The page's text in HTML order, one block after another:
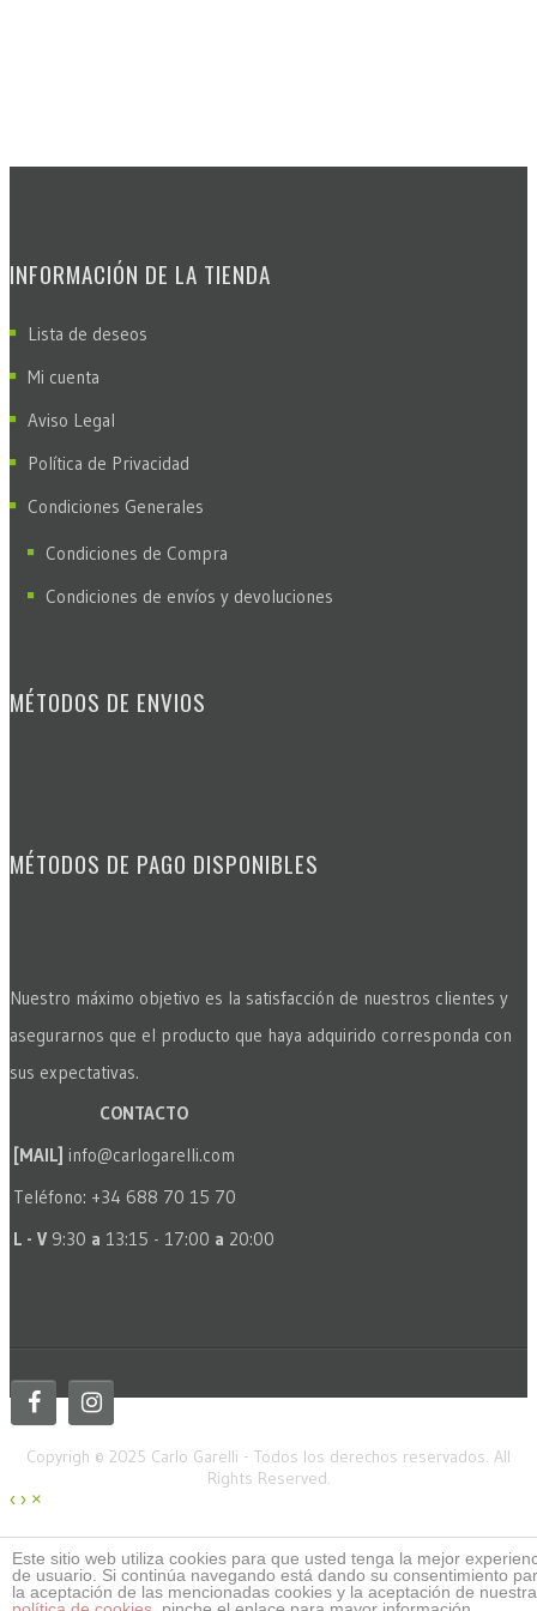
INFORMACIÓN DE LA TIENDA
Lista de deseos
Mi cuenta
Aviso Legal
Política de Privacidad
Condiciones Generales
Condiciones de Compra
Condiciones de envíos y devoluciones
MÉTODOS DE ENVIOS
MÉTODOS DE PAGO DISPONIBLES
Nuestro máximo objetivo es la satisfacción de nuestros clientes y
asegurarnos que el producto que haya adquirido corresponda con
sus expectativas.
CONTACTO
[MAIL] info@carlogarelli.com
Teléfono: +34 688 70 15 70
L - V 9:30 a 13:15 - 17:00 a 20:00
Copyrigh © 2025 Carlo Garelli - Todos los derechos reservados. All
Rights Reserved.
‹ › ×
Este sitio web utiliza cookies para que usted tenga la mejor
de usuario. Si continúa navegando está dando su consentimiento
la aceptación de las mencionadas cookies y la aceptación de nuestra